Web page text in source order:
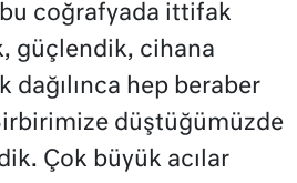
coğrafyada ittifak
güçlendik, cihana
dağılınca hep beraber
düştüğümüzde
Çok büyük acılar